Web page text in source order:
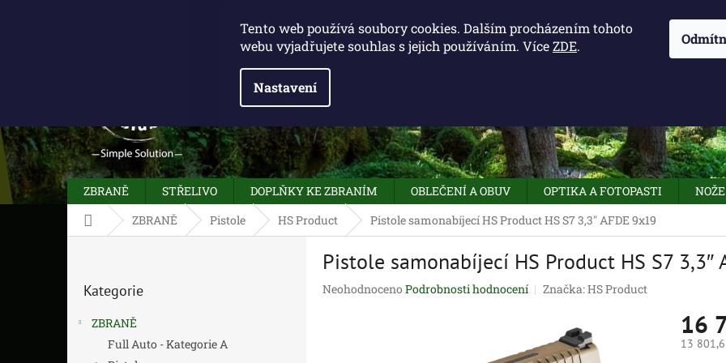
Tento web používá soubory cookies. Dalším procházením tohoto
webu vyjadřujete souhlas s jejich používáním. VíceZDE.
Nastavení
ZBRANĚ STŘELIVO DOPLŇKY KE ZBRANÍM OBLEČENÍ A OBUV OPTIKA A FOTOPASTI NOŽE
Domů ZBRANĚ Pistole HS Product Pistole samonabíjecí HS Product HS S7 3,3″ AFDE 9x19
kategorie
Kategorie
ZBRANĚ
Full Auto - Kategorie A
Pistole samonabíjecí HS Product HS S7 3,3″
Průměrné
Neohodnoceno Podrobnosti hodnocení Značka:HS Product
16
13